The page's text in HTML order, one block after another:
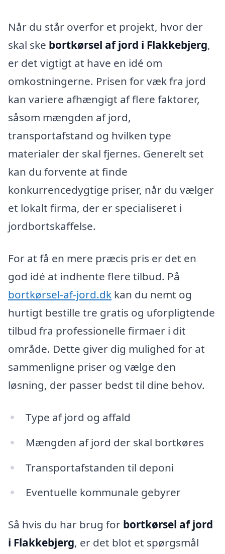
Når du står overfor et projekt, hvor der
skal ske bortkørsel af jord i Flakkebjerg,
er det vigtigt at have en idé om
omkostningerne. Prisen for væk fra jord
kan variere afhængigt af flere faktorer,
såsom mængden af jord,
transportafstand og hvilken type
materialer der skal fjernes. Generelt set
kan du forvente at finde
konkurrencedygtige priser, når du vælger
et lokalt firma, der er specialiseret i
jordbortskaffelse.
For at få en mere præcis pris er det en
god idé at indhente flere tilbud. På
bortkørsel-af-jord.dk kan du nemt og
hurtigt bestille tre gratis og uforpligtende
tilbud fra professionelle firmaer i dit
område. Dette giver dig mulighed for at
sammenligne priser og vælge den
løsning, der passer bedst til dine behov.
Type af jord og affald
Mængden af jord der skal bortkøres
Transportafstanden til deponi
Eventuelle kommunale gebyrer
Så hvis du har brug for bortkørsel af jord
i Flakkebjerg, er det blot et spørgsmål